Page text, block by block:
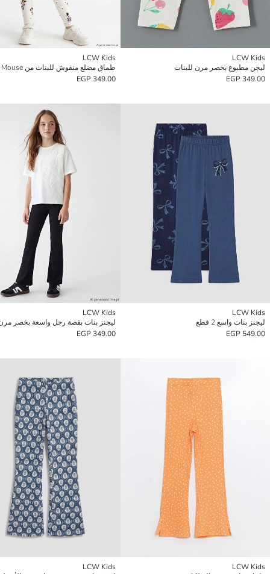
LCW Kids
ليجن مطبوع بخصر مرن للبنات
349.00 EGP
LCW Kids
طماق مضلع منقوش للبنات من Minnie Mouse
349.00 EGP
LCW Kids
ليجنز بنات واسع 2 قطع
549.00 EGP
LCW Kids
ليجنز بنات بقصة رجل واسعة بخصر
349.00 EGP
LCW Kids
LCW Kids